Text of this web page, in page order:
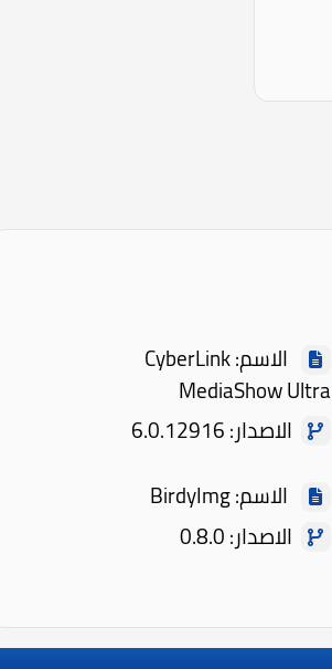
الاسم: CyberLink
MediaShow Ultra
الاصدار: 6.0.12916
الاسم: BirdyImg
الاصدار: 0.8.0